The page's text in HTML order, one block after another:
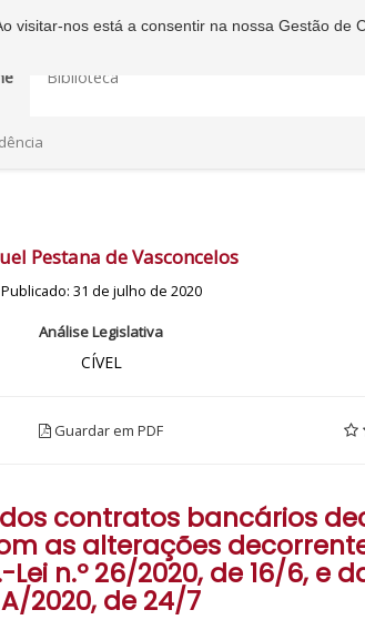
Biblioteca
Pestana de Vasconcelos
Publicado: 31 de julho de 2020
Análise Legislativa
CÍVEL
Guardar em PDF
contratos bancários
as alterações
n.º 26/2020, de 16/6, e
A/2020, de 24/7
nos está a consentir na nossa Gestão de